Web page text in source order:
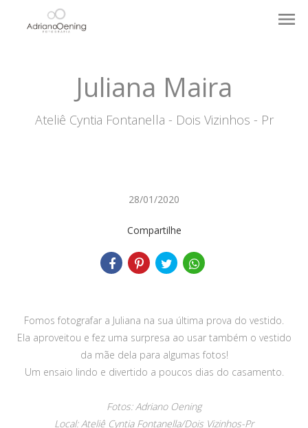
menu
Juliana Maira
Ateliê Cyntia Fontanella - Dois Vizinhos - Pr
28/01/2020
Compartilhe
Fomos fotografar a Juliana na sua última prova do vestido.
Ela aproveitou e fez uma surpresa ao usar também o vestido
da mãe dela para algumas fotos!
Um ensaio lindo e divertido a poucos dias do casamento.
Fotos: Adriano Oening
Local: Ateliê Cyntia Fontanella/Dois Vizinhos-Pr